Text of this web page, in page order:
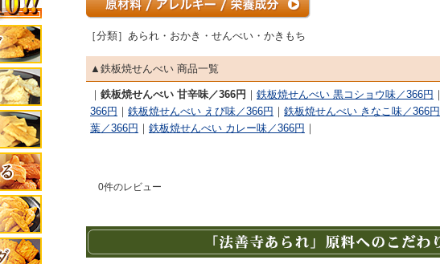
［分類］あられ・おかき・せんべい・かきもち
▲鉄板焼せんべい 商品一覧
｜ 鉄板焼せんべい 甘辛味／366円 ｜ 鉄板焼せんべい 黒コショウ味／366円 ｜
366円 ｜ 鉄板焼せんべい えび味／366円 ｜ 鉄板焼せんべい きなこ味／366円
葉／366円 ｜ 鉄板焼せんべい カレー味／366円 ｜
0件のレビュー